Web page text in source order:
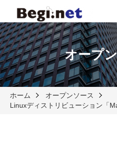
オープ
ホーム
オープンソース
Linuxディストリビューション「